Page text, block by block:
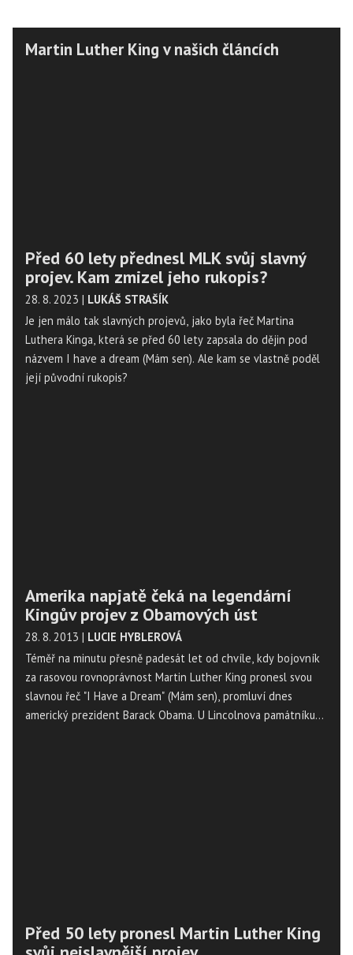
Martin Luther King v našich článcích
Před 60 lety přednesl MLK svůj slavný
projev. Kam zmizel jeho rukopis?
28. 8. 2023 | LUKÁŠ STRAŠÍK
Je jen málo tak slavných projevů, jako byla řeč Martina
Luthera Kinga, která se před 60 lety zapsala do dějin pod
názvem I have a dream (Mám sen). Ale kam se vlastně poděl
její původní rukopis?
Amerika napjatě čeká na legendární
Kingův projev z Obamových úst
28. 8. 2013 | LUCIE HYBLEROVÁ
Téměř na minutu přesně padesát let od chvíle, kdy bojovník
za rasovou rovnoprávnost Martin Luther King pronesl svou
slavnou řeč "I Have a Dream" (Mám sen), promluví dnes
americký prezident Barack Obama. U Lincolnova památníku
Před 50 lety pronesl Martin Luther King